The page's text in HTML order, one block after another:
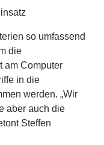
so umfassend
die
am Computer
in die
werden. „Wir
aber auch die
Steffen